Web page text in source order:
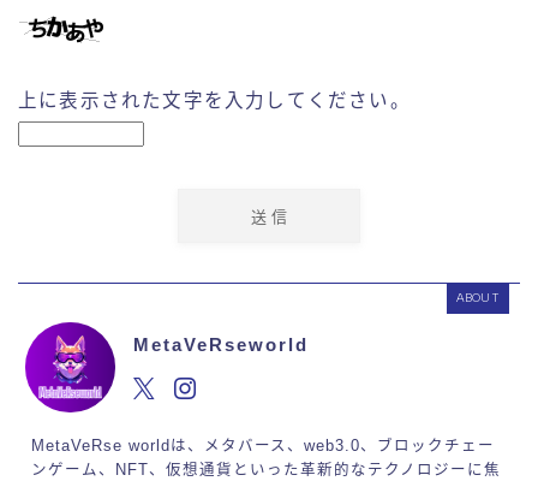
上に表示された文字を入力してください。
ABOUT
MetaVeRseworld
MetaVeRse worldは、メタバース、web3.0、ブロックチェー
ンゲーム、NFT、仮想通貨といった革新的なテクノロジーに焦